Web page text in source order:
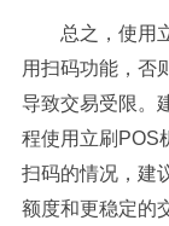
总之，使用
用扫码功能，否
导致交易受限。
程使用立刷POS
扫码的情况，建
额度和更稳定的